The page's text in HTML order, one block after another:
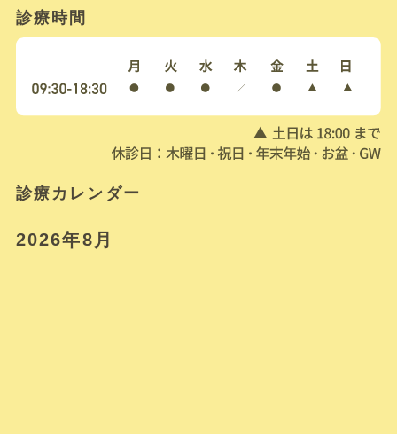
診療時間
診療カレンダー
2026年8月